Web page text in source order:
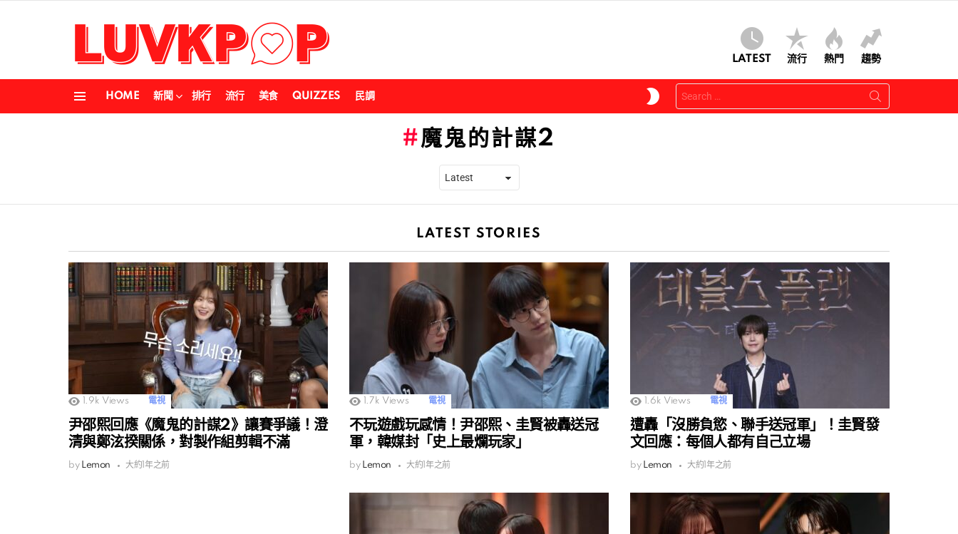
LATEST 流行 熱門 趨勢
HOME 新聞 排行 流行 美食 QUIZZES 民調
SKIN
Search
for:
魔鬼的計謀2
LATEST STORIES
1.9k Views 電視
尹邵熙回應《魔鬼的計謀2》讓賽爭議！澄
清與鄭泫揆關係，對製作組剪輯不滿
by Lemon 大約1年之前
1.7k Views 電視
不玩遊戲玩感情！尹邵熙、圭賢被轟送冠
軍，韓媒封「史上最爛玩家」
by Lemon 大約1年之前
1.6k Views 電視
遭轟「沒勝負慾、聯手送冠軍」！圭賢發
文回應：每個人都有自己立場
by Lemon 大約1年之前